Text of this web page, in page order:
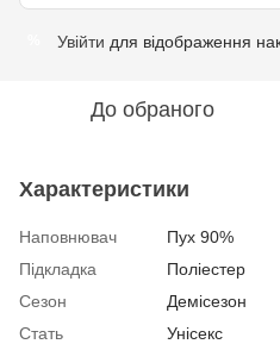
Увійти для відображення
До обраного
Характеристики
Наповнювач
Пух 90%
Підкладка
Поліестер
Сезон
Демісезон
Стать
Унісекс